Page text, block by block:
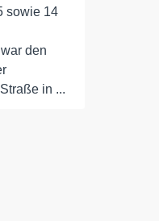
sowie 14
den
in ...